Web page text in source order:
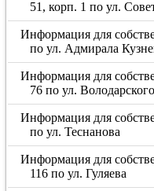
51, корп. 1 по ул.
Информация для
по ул. Адмирала
Информация для
76 по ул. Володарского
Информация для
по ул. Теснанова
Информация для
116 по ул. Гуляева